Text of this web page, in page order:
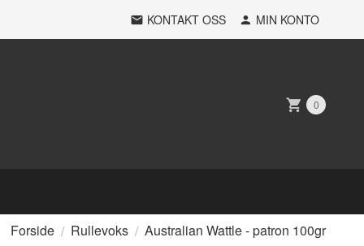
KONTAKT OSS MIN KONTO
0
Forside Rullevoks Australian Wattle - patron 100gr